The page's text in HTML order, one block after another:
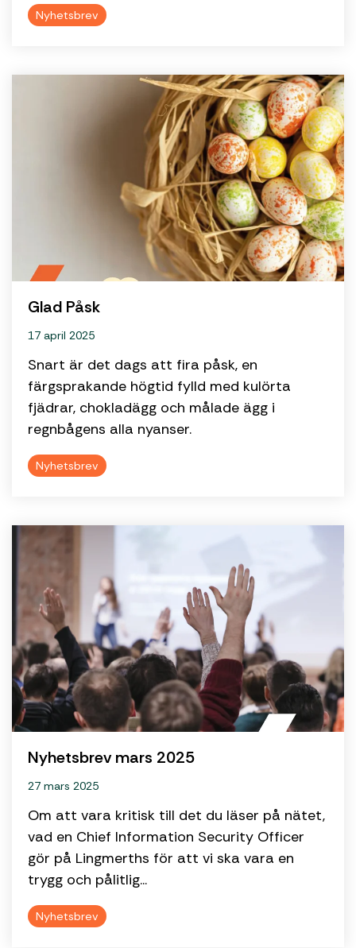
Nyhetsbrev
Glad Påsk
17 april 2025
Snart är det dags att fira påsk, en
färgsprakande högtid fylld med kulörta
fjädrar, chokladägg och målade ägg i
regnbågens alla nyanser.
Nyhetsbrev
Nyhetsbrev mars 2025
27 mars 2025
Om att vara kritisk till det du läser på nätet,
vad en Chief Information Security Officer
gör på Lingmerths för att vi ska vara en
trygg och pålitlig...
Nyhetsbrev